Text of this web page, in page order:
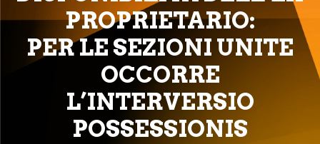
PROPRIETARIO:
PER LE SEZIONI UNITE
OCCORRE
L’INTERVERSIO
POSSESSIONIS